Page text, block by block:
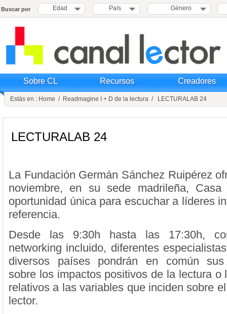
Buscar por Edad País Género
Sobre CL Recursos Creadores
Estás en : Home / Readmagine I + D de la lectura / LECTURALAB 24
LECTURALAB 24
La Fundación Germán Sánchez Ruipérez
noviembre, en su sede madrileña,
oportunidad única para escuchar a líderes
referencia.
Desde las 9:30h hasta las 17:30h,
networking incluido, diferentes
diversos países pondrán en común sus
sobre los impactos positivos de la lectura o
relativos a las variables que inciden sobre
lector.